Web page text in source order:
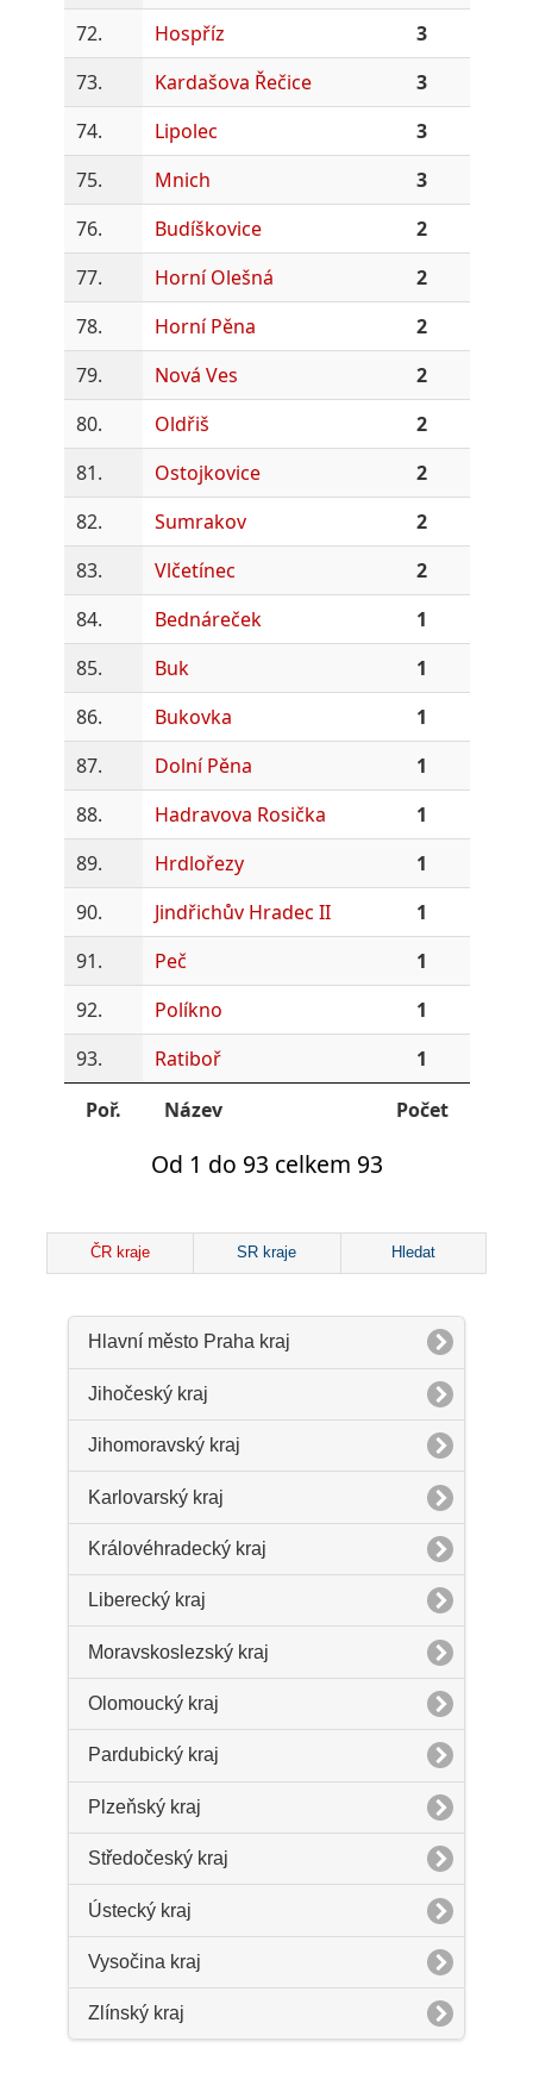
72.
Hospříz
3
73.
Kardašova Řečice
3
74.
Lipolec
3
75.
Mnich
3
76.
Budíškovice
2
77.
Horní Olešná
2
78.
Horní Pěna
2
79.
Nová Ves
2
80.
Oldřiš
2
81.
Ostojkovice
2
82.
Sumrakov
2
83.
Vlčetínec
2
84.
Bednáreček
1
85.
Buk
1
86.
Bukovka
1
87.
Dolní Pěna
1
88.
Hadravova Rosička
1
89.
Hrdlořezy
1
90.
Jindřichův Hradec II
1
91.
Peč
1
92.
Políkno
1
93.
Ratiboř
1
Poř.
Název Počet
Od 1 do 93 celkem 93
ČR kraje SR kraje Hledat
Hlavní město Praha kraj
Jihočeský kraj
Jihomoravský kraj
Karlovarský kraj
Královéhradecký kraj
Liberecký kraj
Moravskoslezský kraj
Olomoucký kraj
Pardubický kraj
Plzeňský kraj
Středočeský kraj
Ústecký kraj
Vysočina kraj
Zlínský kraj